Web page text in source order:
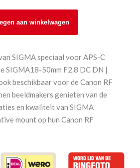
aan winkelwagen
SIGMA speciaal voor APS-C
SIGMA18-50mm F2.8 DC DN |
beschikbaar voor de Canon RF
beeldmakers genieten van de
en kwaliteit van SIGMA
mount op hun Canon RF